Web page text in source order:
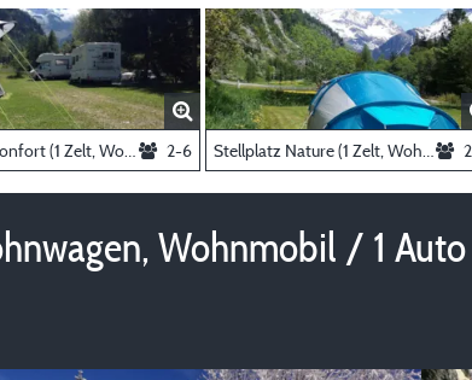
Stellplatz Confort (1 Zelt, Wohnwagen, Wohnmobil / 1 Auto / Strom 16A) 2-6
Wohnmobil / 1